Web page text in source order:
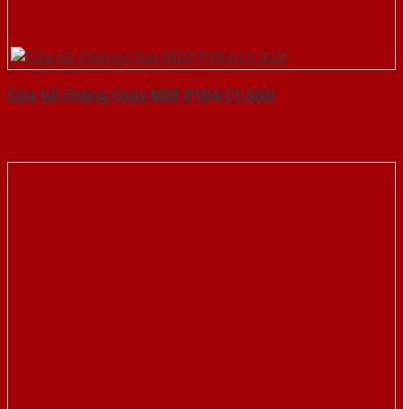
Cửa Gỗ Chống Cháy MDF P1R4-C1-SGD